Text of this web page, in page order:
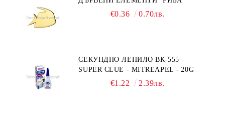
€0.36 0.70лв.
СЕКУНДНО ЛЕПИЛО ВК-555 -
SUPER CLUE - MITREAPEL - 20G
€1.22 2.39лв.